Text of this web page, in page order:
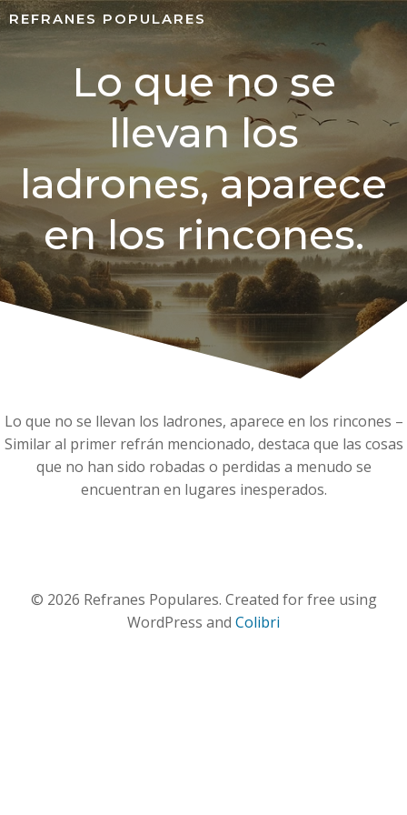
REFRANES POPULARES
Lo que no se
llevan los
ladrones, aparece
en los rincones.
Lo que no se llevan los ladrones, aparece en los rincones –
Similar al primer refrán mencionado, destaca que las cosas
que no han sido robadas o perdidas a menudo se
encuentran en lugares inesperados.
© 2026 Refranes Populares. Created for free using
WordPress and Colibri